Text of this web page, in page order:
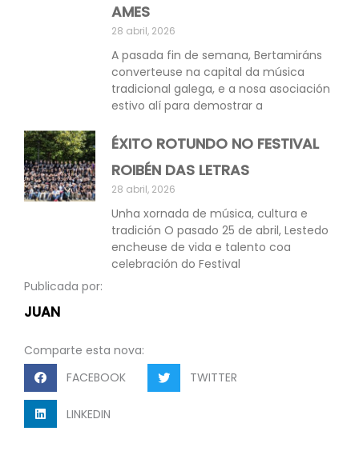
Publicada por:
JUAN
Comparte esta nova:
FACEBOOK
TWITTER
LINKEDIN
AMES
28 abril, 2026
A pasada fin de semana, Bertamiráns
converteuse na capital da música
tradicional galega, e a nosa asociación
estivo alí para demostrar a
ÉXITO ROTUNDO NO FESTIVAL
ROIBÉN DAS LETRAS
28 abril, 2026
Unha xornada de música, cultura e
tradición O pasado 25 de abril, Lestedo
encheuse de vida e talento coa
celebración do Festival